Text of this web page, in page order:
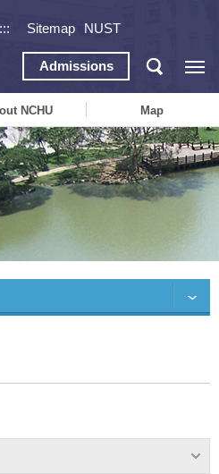
::: Sitemap NUST
Admissions
NCHU Map